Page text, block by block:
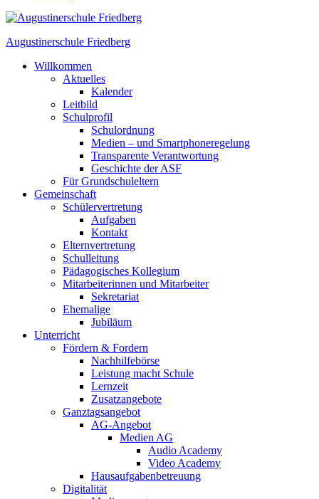
Augustinerschule Friedberg
Willkommen
Aktuelles
Kalender
Leitbild
Schulprofil
Schulordnung
Medien – und Smartphoneregelung
Transparente Verantwortung
Geschichte der ASF
Für Grundschuleltern
Gemeinschaft
Schülervertretung
Aufgaben
Kontakt
Elternvertretung
Schulleitung
Pädagogisches Kollegium
Mitarbeiterinnen und Mitarbeiter
Sekretariat
Ehemalige
Jubiläum
Unterricht
Fördern & Fordern
Nachhilfebörse
Leistung macht Schule
Lernzeit
Zusatzangebote
Ganztagsangebot
AG-Angebot
Medien AG
Audio Academy
Video Academy
Hausaufgabenbetreuung
Digitalität